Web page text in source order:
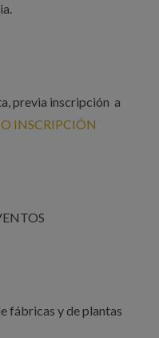
previa inscripción a
INSCRIPCIÓN
fábricas y de plantas